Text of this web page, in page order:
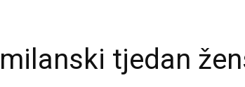
milanski tjedan